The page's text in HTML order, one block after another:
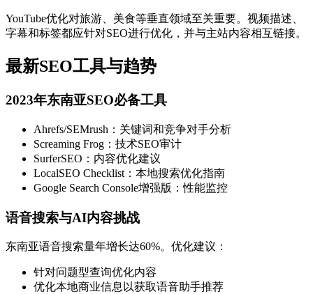
YouTube优化对旅游、美食等垂直领域至关重要。视频描述、
字幕和标签都应针对SEO进行优化，并与主站内容相互链接。
最新SEO工具与趋势
2023年东南亚SEO必备工具
Ahrefs/SEMrush：关键词和竞争对手分析
Screaming Frog：技术SEO审计
SurferSEO：内容优化建议
LocalSEO Checklist：本地搜索优化指南
Google Search Console增强版：性能监控
语音搜索与AI内容挑战
东南亚语音搜索量年增长达60%。优化建议：
针对问题型查询优化内容
优化本地商业信息以获取语音助手推荐